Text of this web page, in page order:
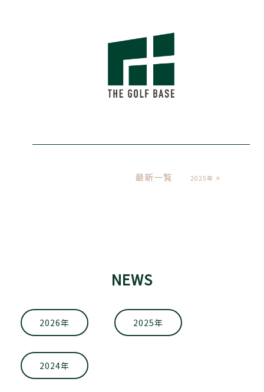
NEWS
2026年 2025年
2024年
最新一覧 2025年 »